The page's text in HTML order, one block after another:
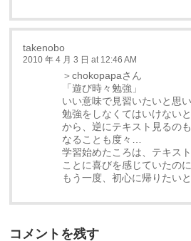
takenobo
2010 年 4 月 3 日 at 12:46 AM
＞chokopapaさん
「遊び時々勉強」
いい意味で見習いたいと思い
勉強をしなくてはいけない
から、逆にテキスト見るの
なることも度々…
学習始めたころは、テキス
ことに喜びを感じていたのに
もう一度、初心に帰りたい
コメントを残す